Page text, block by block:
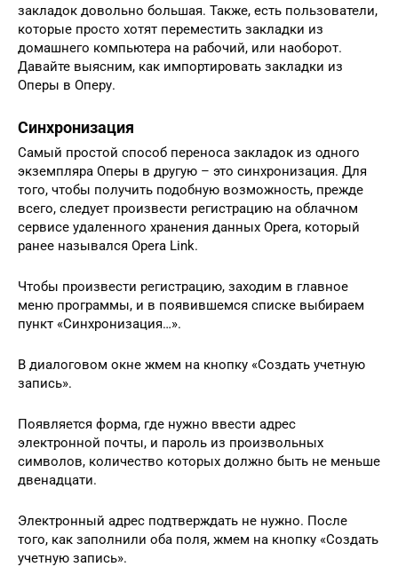
закладок довольно большая. Также, есть пользователи,
которые просто хотят переместить закладки из
домашнего компьютера на рабочий, или наоборот.
Давайте выясним, как импортировать закладки из
Оперы в Оперу.
Синхронизация
Самый простой способ переноса закладок из одного
экземпляра Оперы в другую – это синхронизация. Для
того, чтобы получить подобную возможность, прежде
всего, следует произвести регистрацию на облачном
сервисе удаленного хранения данных Opera, который
ранее назывался Opera Link.
Чтобы произвести регистрацию, заходим в главное
меню программы, и в появившемся списке выбираем
пункт «Синхронизация…».
В диалоговом окне жмем на кнопку «Создать учетную
запись».
Появляется форма, где нужно ввести адрес
электронной почты, и пароль из произвольных
символов, количество которых должно быть не меньше
двенадцати.
Электронный адрес подтверждать не нужно. После
того, как заполнили оба поля, жмем на кнопку «Создать
учетную запись».